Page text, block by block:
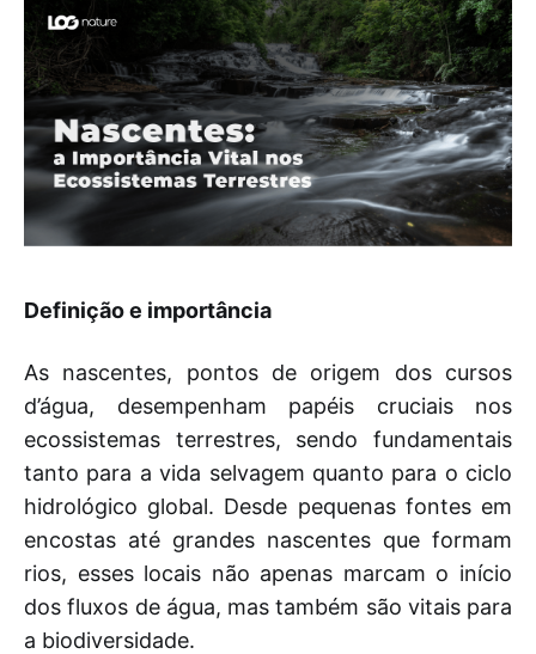
Definição e importância
As nascentes, pontos de origem dos cursos
d’água, desempenham papéis cruciais nos
ecossistemas terrestres, sendo fundamentais
tanto para a vida selvagem quanto para o ciclo
hidrológico global. Desde pequenas fontes em
encostas até grandes nascentes que formam
rios, esses locais não apenas marcam o início
dos fluxos de água, mas também são vitais para
a biodiversidade.